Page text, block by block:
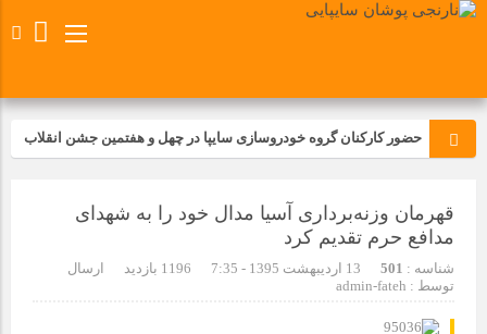
حضور کارکنان گروه خودروسازی سایپا در چهل و هفتمین جشن انقلاب
تجدید بیعت کارکنان شرکت پارس خودرو با آرمان های رهبر کبیر و فقید
انقلاب اسلامی ایران
مسابقات ورزشی در مگاموتوربا استقبال کارکنان برگزار شد
مراسم عزاداری و ذکرمصیبت سالروز شهادت امام محمدتقی(ع) در
قهرمان وزنه‌برداری آسیا مدال خود را به شهدای
مدافع حرم تقدیم کرد
شناسه : 501 13 اردیبهشت 1395 - 7:35
ارسال
توسط : admin-fateh